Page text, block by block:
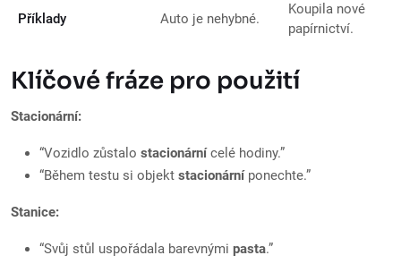
Příklady Auto je nehybné.
Koupila nové
papírnictví.
Klíčové fráze pro použití
Stacionární:
“Vozidlo zůstalo stacionárnícelé hodiny.”
“Během testu si objekt stacionárníponechte.”
Stanice:
“Svůj stůl uspořádala barevnými pasta.”